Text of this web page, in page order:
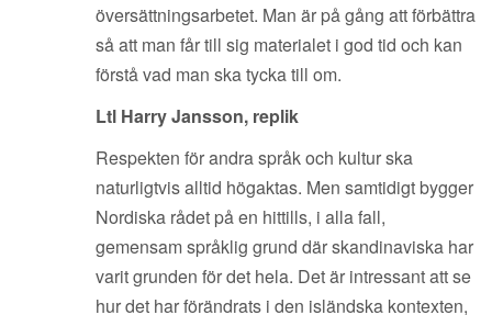
översättningsarbetet. Man är på gång att förbättra
så att man får till sig materialet i god tid och kan
förstå vad man ska tycka till om.
Ltl Harry Jansson, replik
Respekten för andra språk och kultur ska
naturligtvis alltid högaktas. Men samtidigt bygger
Nordiska rådet på en hittills, i alla fall,
gemensam språklig grund där skandinaviska har
varit grunden för det hela. Det är intressant att se
hur det har förändrats i den isländska kontexten,